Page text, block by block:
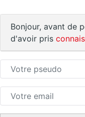
Bonjour, avant de
d'avoir pris